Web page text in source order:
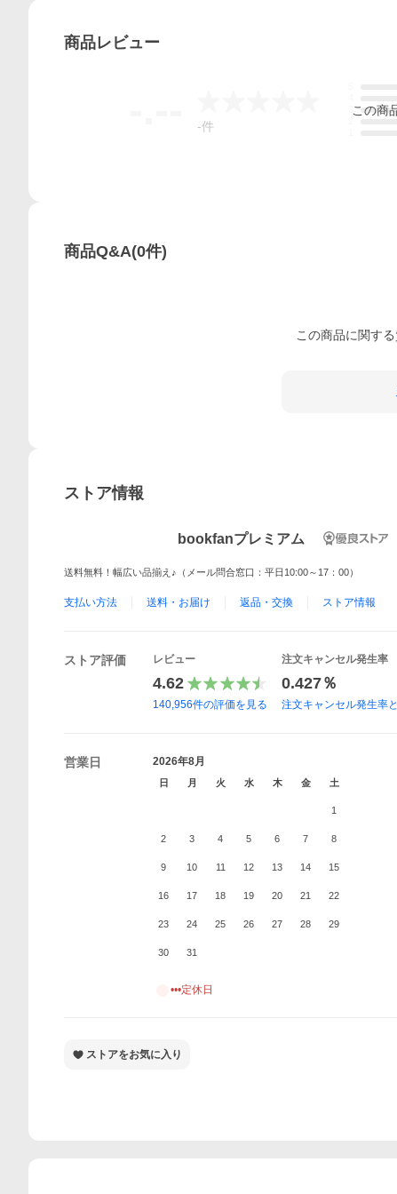
商品レビュー
-件
この商
商品Q&A(0件)
この商品に関す
ストア情報
bookfanプレミアム
送料無料！幅広い品揃え♪（メール問合窓口：平日10:00～17：00）
支払い方法 送料・お届け 返品・交換 ストア情報
ストア評価 レビュー
4.62
140,956件の評価を見る
注文キャンセル発生率
0.427％
注文キャンセル発生率
営業日 2026年8月
日 月 火 水 木 金 土
1
2 3 4 5 6 7 8
9 10 11 12 13 14 15
16 17 18 19 20 21 22
23 24 25 26 27 28 29
30 31
•••定休日
ストアをお気に入り